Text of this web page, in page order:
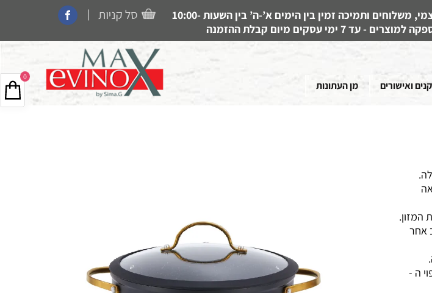
קנייה בחנות, איסוף עצמי, משלוחים ותמיכה זמין בין הימים א’-ה’ בין השעות 10:00-
|
ואישורים מן העתונות
אחר
ה -
0